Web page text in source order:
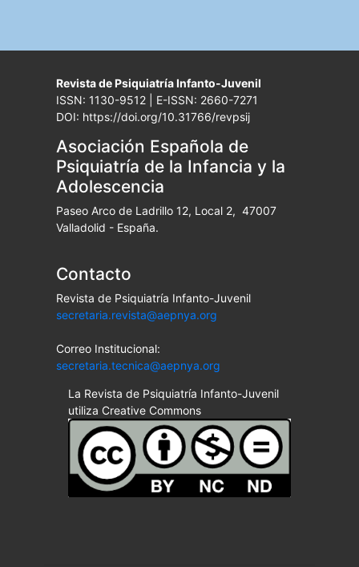
Revista de Psiquiatría Infanto-Juvenil
ISSN: 1130-9512 | E-ISSN: 2660-7271
DOI: https://doi.org/10.31766/revpsij
Asociación Española de
Psiquiatría de la Infancia y la
Adolescencia
Paseo Arco de Ladrillo 12, Local 2, 47007
Valladolid - España.
Contacto
Revista de Psiquiatría Infanto-Juvenil
secretaria.revista@aepnya.org
Correo Institucional:
secretaria.tecnica@aepnya.org
La Revista de Psiquiatría Infanto-Juvenil
utiliza Creative Commons